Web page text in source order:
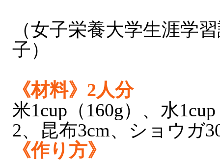
（女子栄養大学生涯学
子）
《材料》2人分
米1cup（160g）、水
2、昆布3cm、ショウガ
《作り方》